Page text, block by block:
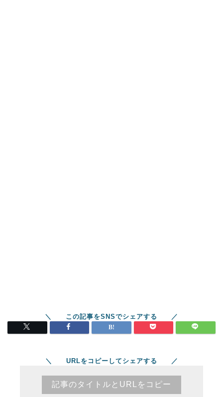
＼ URLをコピーしてシェアする ／
記事のタイトルとURLをコピー